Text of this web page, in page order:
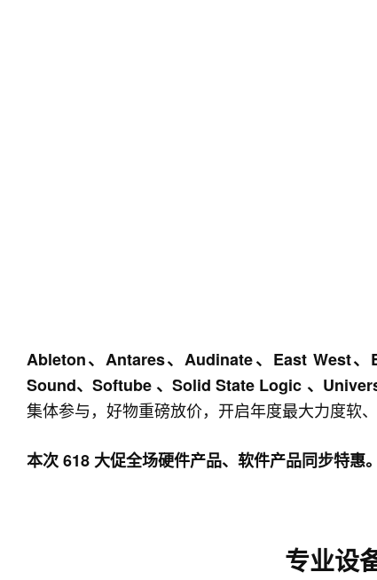
Ableton、Antares、Audinate、East West
Sound、Softube 、Solid State Logic 、
集体参与，好物重磅放价，开启年度最大力度软、
本次 618 大促全场硬件产品、软件产品同步特惠。
专业设